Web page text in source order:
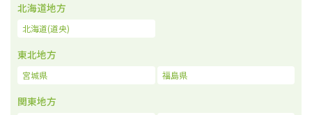
北海道地方
北海道(道央)
東北地方
宮城県 福島県
関東地方